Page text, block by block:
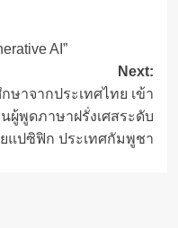
AI”
Next:
าจากประเทศไทย เข้า
ผู้พูดภาษาฝรั่งเศสระดับ
แปซิฟิก ประเทศกัมพูชา